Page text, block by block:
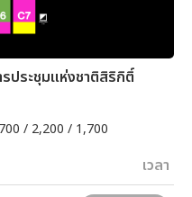
ประชุมแห่งชาติสิริกิติ์
/ 2,200 / 1,700
เวลา